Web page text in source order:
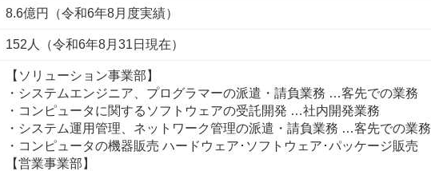
8.6億円（令和6年8月度実績）
152人（令和6年8月31日現在）
【ソリューション事業部】
・システムエンジニア、プログラマーの派遣・請負業務 …客先での業務
・コンピュータに関するソフトウェアの受託開発 …社内開発業務
・システム運用管理、ネットワーク管理の派遣・請負業務 …客先での業務
・コンピュータの機器販売 ハードウェア･ソフトウェア･パッケージ販売
【営業事業部】